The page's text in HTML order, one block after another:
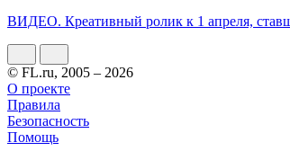
ВИДЕО. Креативный ролик к 1 апреля,
© FL.ru, 2005 – 2026
О проекте
Правила
Безопасность
Помощь